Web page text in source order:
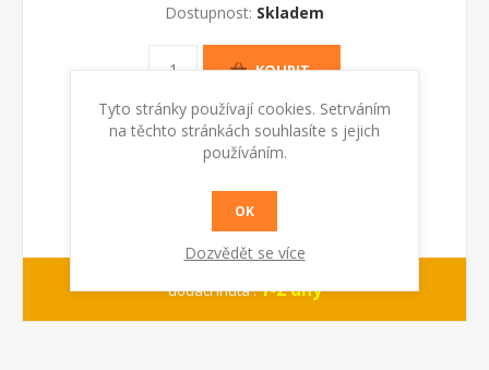
Dostupnost: Skladem
KOUPIT
dodací lhůta :1-2 dny
Tyto stránky používají cookies. Setrváním
na těchto stránkách souhlasíte s jejich
používáním.
OK
Dozvědět se více